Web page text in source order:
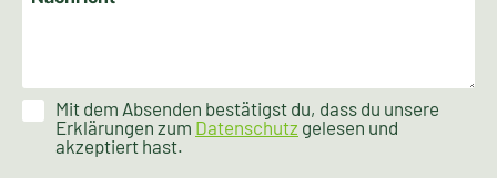
Mit dem Absenden bestätigst du, dass du unsere
Erklärungen zum Datenschutz gelesen und
akzeptiert hast.